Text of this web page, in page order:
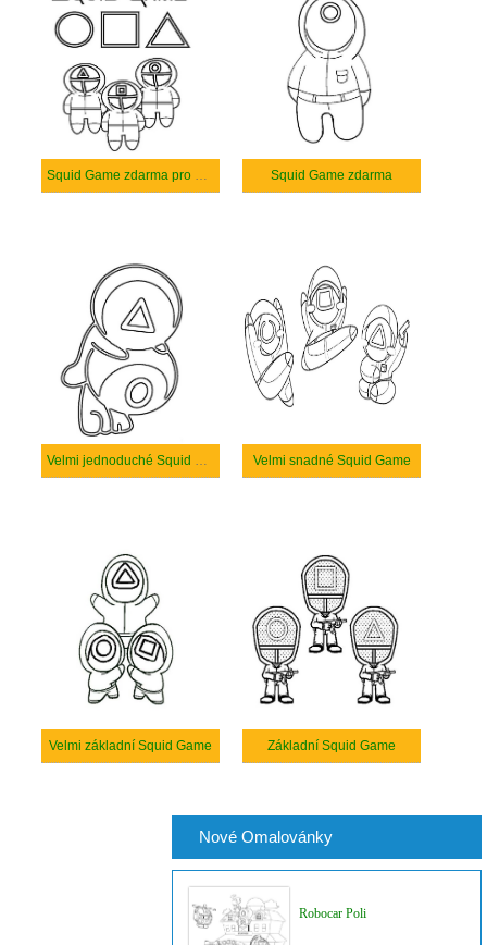
Squid Game zdarma pro dítě Squid Game zdarma
Velmi jednoduché Squid Game Velmi snadné Squid Game
Velmi základní Squid Game Základní Squid Game
Nové Omalovánky
Robocar Poli